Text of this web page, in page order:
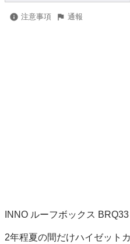
注意事項 通報
INNO ルーフボックス
2年程夏の間だけハイゼット